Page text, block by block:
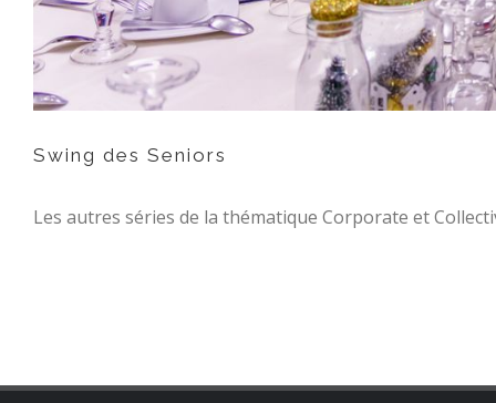
Swing des Seniors
Les autres séries de la thématique Corporate et